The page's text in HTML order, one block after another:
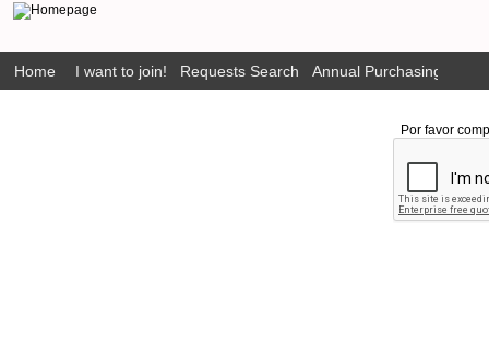
Home I want to join! Requests Search Annual Purchasing Plan
Por favor